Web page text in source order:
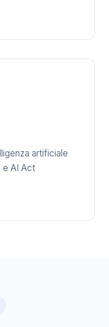
artificiale
e AI Act